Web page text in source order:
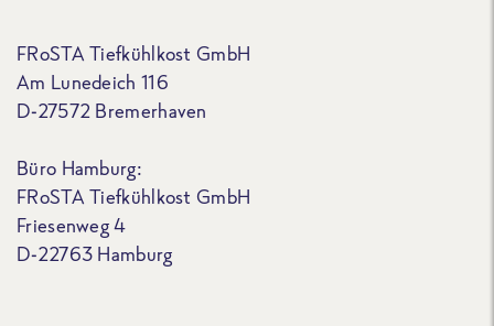
FRoSTA Tiefkühlkost GmbH
Am Lunedeich 116
D-27572 Bremerhaven
Büro Hamburg:
FRoSTA Tiefkühlkost GmbH
Friesenweg 4
D-22763 Hamburg